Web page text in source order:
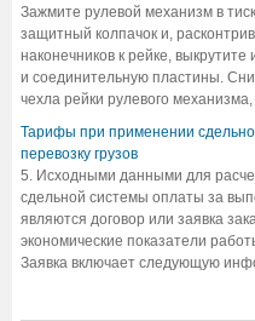
Зажмите рулевой механизм в
защитный колпачок и,
наконечников к рейке,
и соединительную пластины.
чехла рейки рулевого
Тарифы при применении
перевозку грузов
5. Исходными данными для
сдельной системы оплаты за
являются договор или заявка
экономические показатели
Заявка включает следующую